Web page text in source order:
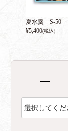
夏水羹 S-50
¥5,400(税込)